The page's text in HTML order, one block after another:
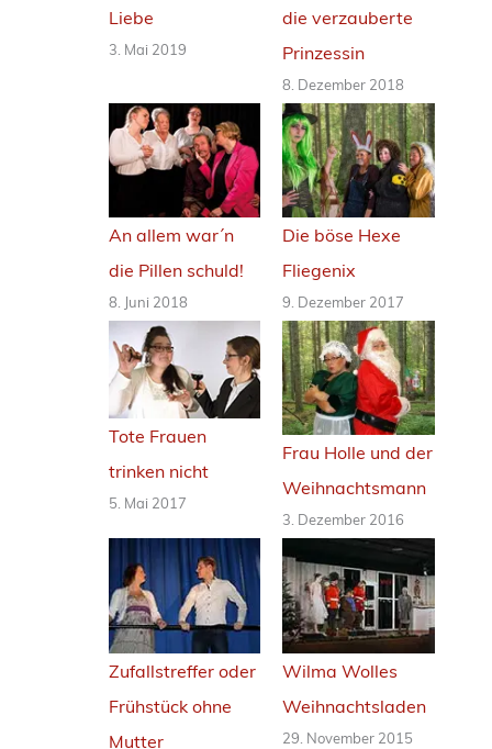
Liebe
3. Mai 2019
die verzauberte
Prinzessin
8. Dezember 2018
An allem war´n
die Pillen schuld!
8. Juni 2018
Die böse Hexe
Fliegenix
9. Dezember 2017
Tote Frauen
trinken nicht
5. Mai 2017
Frau Holle und der
Weihnachtsmann
3. Dezember 2016
Zufallstreffer oder
Frühstück ohne
Mutter
Wilma Wolles
Weihnachtsladen
29. November 2015